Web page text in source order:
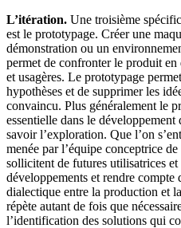
L’itération. Une troisième
est le prototypage. Créer une
démonstration ou un
permet de confronter le produit en
et usagères. Le prototypage
hypothèses et de supprimer les
convaincu. Plus généralement le
essentielle dans le
savoir l’exploration. Que l’on
menée par l’équipe conceptrice
sollicitent de futures utilisatrices
développements et rendre compte
dialectique entre la production et
répète autant de fois que
l’identification des solutions qui